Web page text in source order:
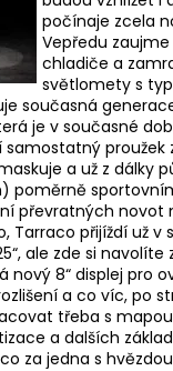
počínaje zcela
Vepředu
chladiče a
světlomety s
současná
je v současné
proužek
a už z dálky
poměrně
převratných novot
Tarraco přijíždí už v
ale zde si navolíte
nový 8“ displej pro
a co víc, po
třeba s
a dalších
za jedna s